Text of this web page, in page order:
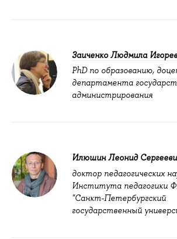
Заиченко Людмила
PhD по образованию,
департамента
администрирования
Илюшин Леонид
доктор педагогических
Института педагогики
"Санкт-Петербургский
государственный